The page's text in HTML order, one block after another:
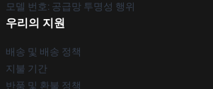
모델 번호: 공급망 투명성 행위
우리의 지원
배송 및 배송 정책
지불 기간
반품 및 환불 정책